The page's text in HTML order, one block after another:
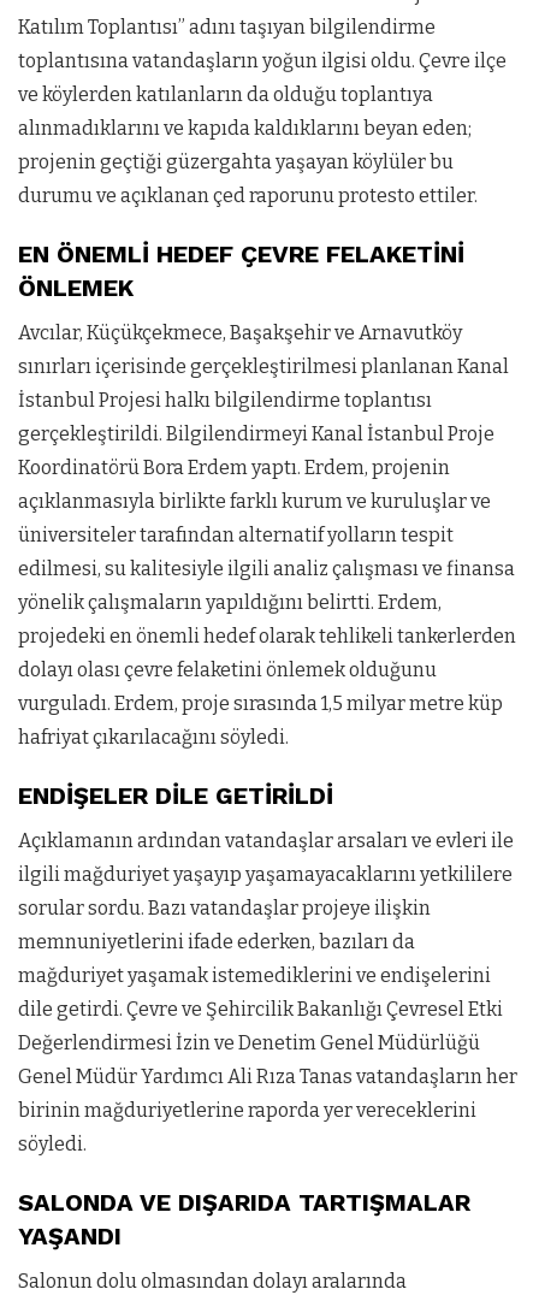
Katılım Toplantısı” adını taşıyan bilgilendirme
toplantısına vatandaşların yoğun ilgisi oldu. Çevre ilçe
ve köylerden katılanların da olduğu toplantıya
alınmadıklarını ve kapıda kaldıklarını beyan eden;
projenin geçtiği güzergahta yaşayan köylüler bu
durumu ve açıklanan çed raporunu protesto ettiler.
EN ÖNEMLİ HEDEF ÇEVRE FELAKETİNİ
ÖNLEMEK
Avcılar, Küçükçekmece, Başakşehir ve Arnavutköy
sınırları içerisinde gerçekleştirilmesi planlanan Kanal
İstanbul Projesi halkı bilgilendirme toplantısı
gerçekleştirildi. Bilgilendirmeyi Kanal İstanbul Proje
Koordinatörü Bora Erdem yaptı. Erdem, projenin
açıklanmasıyla birlikte farklı kurum ve kuruluşlar ve
üniversiteler tarafından alternatif yolların tespit
edilmesi, su kalitesiyle ilgili analiz çalışması ve finansa
yönelik çalışmaların yapıldığını belirtti. Erdem,
projedeki en önemli hedef olarak tehlikeli tankerlerden
dolayı olası çevre felaketini önlemek olduğunu
vurguladı. Erdem, proje sırasında 1,5 milyar metre küp
hafriyat çıkarılacağını söyledi.
ENDİŞELER DİLE GETİRİLDİ
Açıklamanın ardından vatandaşlar arsaları ve evleri ile
ilgili mağduriyet yaşayıp yaşamayacaklarını yetkililere
sorular sordu. Bazı vatandaşlar projeye ilişkin
memnuniyetlerini ifade ederken, bazıları da
mağduriyet yaşamak istemediklerini ve endişelerini
dile getirdi. Çevre ve Şehircilik Bakanlığı Çevresel Etki
Değerlendirmesi İzin ve Denetim Genel Müdürlüğü
Genel Müdür Yardımcı Ali Rıza Tanas vatandaşların her
birinin mağduriyetlerine raporda yer vereceklerini
söyledi.
SALONDA VE DIŞARIDA TARTIŞMALAR
YAŞANDI
Salonun dolu olmasından dolayı aralarında